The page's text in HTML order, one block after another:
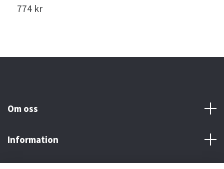
774 kr
Om oss
Information